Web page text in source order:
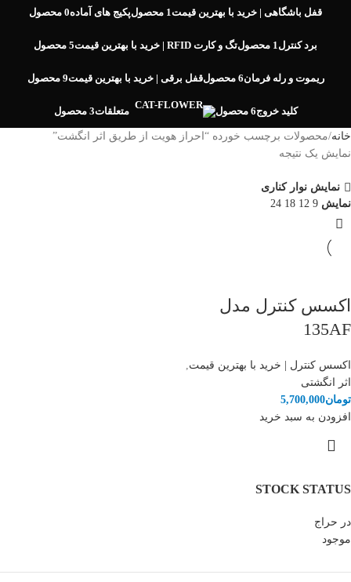
قفل باشگاهی | خرید با بهترین قیمت1 محصول پکیج های آماده0 محصول
برد کنترل1 محصول تگ و کارت RFID | خرید با بهترین قیمت 5 محصول
ریموت و رله فرمان6 محصول قفل برقی | خرید با بهترین قیمت9 محصول
کلید خروج6 محصول متعلقات3 محصول
STOCK STATUS
در حراج
موجود
خانه محصولات برچسب خورده “احراز هویت از طریق اثر انگشت”
نمایش یک نتیجه
نمایش نوار کناری
نمایش 9
12
18
24
اکسس کنترل مدل
135AF
اکسس کنترل | خرید با بهترین قیمت,
اثر انگشتی
تومان5,700,000
افزودن به سبد خرید